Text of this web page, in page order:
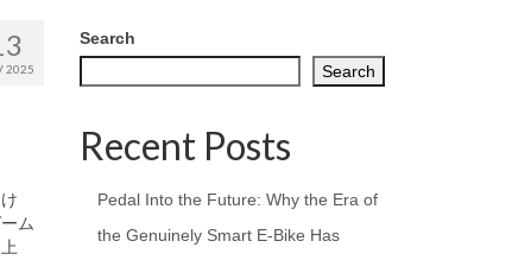
2025
ム
Search
Search
Recent Posts
Pedal Into the Future: Why the Era of
the Genuinely Smart E-Bike Has